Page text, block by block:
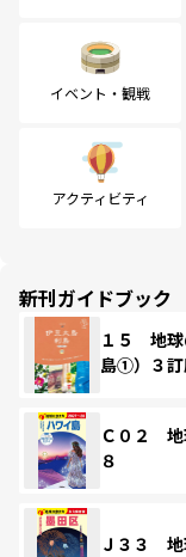
イベント・観戦
アクティビティ
新刊ガイドブック
１５ 地
島①）３
Ｃ０２ 地
８
Ｊ３３